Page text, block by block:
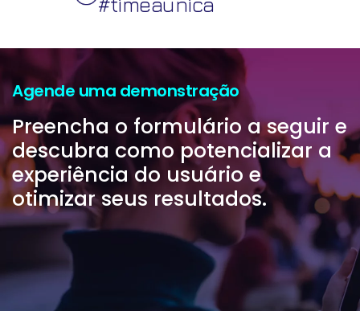
Agende uma demonstração
Preencha o formulário a seguir e
descubra como potencializar a
experiência do usuário e
otimizar seus resultados.